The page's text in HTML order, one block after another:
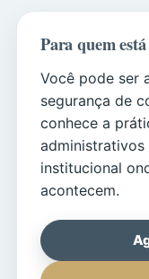
Para quem
Você pode ser
segurança de
conhece a
institucional
acontecem.